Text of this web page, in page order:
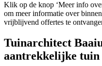
Klik op de knop ‘Meer info
om meer informatie over
vrijblijvend offertes te
Tuinarchitect
aantrekkelijke tuin